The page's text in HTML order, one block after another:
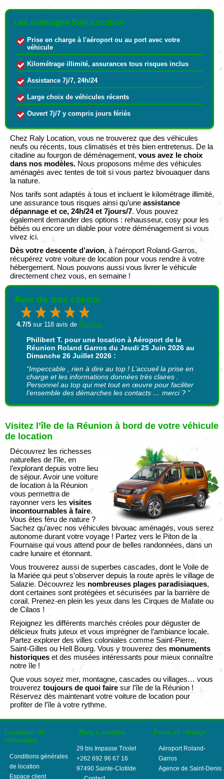
Les avantages Raly Location
Prise en charge à l'aéroport ou au port avec votre
véhicule
Kilométrage illimité, assurances tous risques inclus
Assistance 7j/7, 24h/24
Large choix de véhicules récents
Ouvert 7j/7 y compris jours fériés
Chez Raly Location, vous ne trouverez que des véhicules
neufs ou récents, tous climatisés et très bien entretenus. De la
citadine au fourgon de déménagement, vous avez le choix
dans nos modèles. Nous proposons même des véhicules
aménagés avec tentes de toit si vous partez bivouaquer dans
la nature.
Nos tarifs sont adaptés à tous et incluent le kilométrage illimité,
une assurance tous risques ainsi qu’une assistance
dépannage et ce, 24h/24 et 7jours/7. Vous pouvez
également demander des options : rehausseur, cosy pour les
bébés ou encore un diable pour votre déménagement si vous
vivez ici.
Dès votre descente d’avion, à l’aéroport Roland-Garros,
récupérez votre voiture de location pour vous rendre à votre
hébergement. Nous pouvons aussi vous livrer le véhicule
directement chez vous, en semaine !
Avis de nos clients
4.7/5 sur 118 avis de Rentîles
Philibert T. pour une location à Aéroport de la
Réunion Roland Garros du Jeudi 25 Juin 2026 au
Dimanche 26 Juillet 2026 :
“Impeccable , rien à dire au top ! L’accueil la prise en
charge et les informations données très claires .
Personnel au top qui met tout en œuvre pour faciliter
l’ensemble des démarches les contacts … merci ? ”
Visitez l’île de la Réunion à bord de votre véhicule
de location
Découvrez les richesses
naturelles de l’île, en
l’explorant depuis votre lieu
de séjour. Avoir une voiture
de location à la Réunion
vous permettra de
rayonner vers les visites
incontournables à faire.
Vous êtes féru de nature ?
Sachez qu’avec nos véhicules bivouac aménagés, vous serez
autonome durant votre voyage ! Partez vers le Piton de la
Fournaise qui vous attend pour de belles randonnées, dans un
cadre lunaire et étonnant.
Vous trouverez aussi de superbes cascades, dont le Voile de
la Mariée qui peut s’observer depuis la route après le village de
Salazie. Découvrez les nombreuses plages paradisiaques,
dont certaines sont protégées et sécurisées par la barrière de
corail. Prenez-en plein les yeux dans les Cirques de Mafate ou
de Cilaos !
Rejoignez les différents marchés créoles pour déguster de
délicieux fruits juteux et vous imprégner de l’ambiance locale.
Partez explorer des villes coloniales comme Saint-Pierre,
Saint-Gilles ou Hell Bourg. Vous y trouverez des monuments
historiques et des musées intéressants pour mieux connaître
notre île !
Que vous soyez mer, montagne, cascades ou villages… vous
trouverez toujours de quoi faire sur l’île de la Réunion !
Réservez dès maintenant votre voiture de location pour
profiter de l’île à votre rythme.
Location de
véhicules
Conditions générales
de location
Espace client
Raly Location
29 bis Impasse Triolet
+262 692 96 67 16
97490 Sainte-Clotilde
Prise en charge
Aéroport Roland-
Garros
Agence de Saint-Denis